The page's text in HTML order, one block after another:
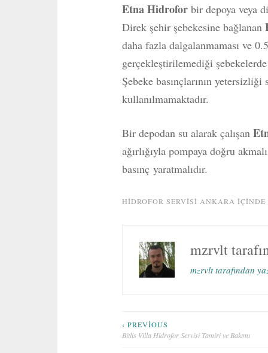
Etna Hidroforbir depoya veya
Direk şehir şebekesine bağlanan
daha fazla dalgalanmaması ve
gerçekleştirilemediği
Şebeke basınçlarının
kullanılmamaktadır.
Bir depodan su alarak çalışan
ağırlığıyla pompaya doğru
basınç yaratmalıdır.
HIDROFOR SERVISI ANKARA
mzrvlt
mzrvlt tarafından
Yazı
‹ PREVIOUS
Bitlis Villa Hidrofor Servisi Tamiri ve Bakımı